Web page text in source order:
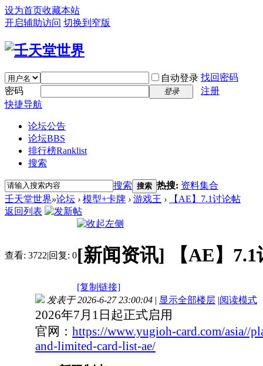
设为首页收藏本站
开启辅助访问 切换到窄版
自动登录 找回密码
密码
登录
注册
快捷导航
论坛公告
论坛BBS
排行榜Ranklist
搜索
搜索 搜索 热搜: 资料集合
壬天堂世界»论坛 › 模型+卡牌 › 游戏王 ›
【AE】7.1讨论帖
返回列表
查看: 3722|回复: 0[新闻资讯] 【AE】
[复制链接]
发表于 2026-6-27 23:00:04 | 显示全部楼层 |阅读模式
2026年7月1日起正式启用
官网： https://www.yugioh-card.com/asia//
and-limited-card-list-ae/